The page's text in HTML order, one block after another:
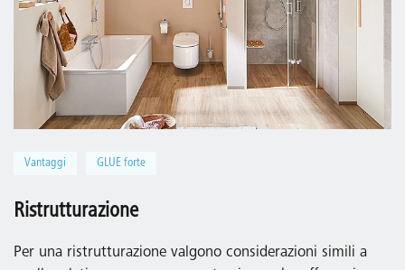
Vantaggi GLUE forte
Ristrutturazione
Per una ristrutturazione valgono considerazioni simili a